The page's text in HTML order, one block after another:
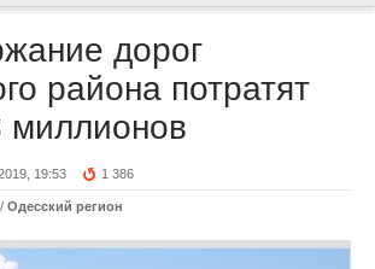
дорог
района потратят
миллионов
19:53 1 386
/ Одесский регион